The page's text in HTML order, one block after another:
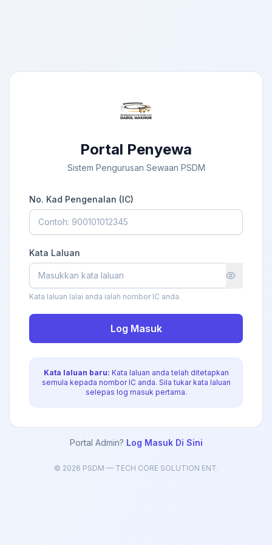
Portal Penyewa
Sistem Pengurusan Sewaan PSDM
No. Kad Pengenalan (IC)
Kata Laluan
Kata laluan lalai anda ialah nombor IC anda.
Log Masuk
Kata laluan baru: Kata laluan anda telah ditetapkan
semula kepada nombor IC anda. Sila tukar kata laluan
selepas log masuk pertama.
Portal Admin? Log Masuk Di Sini
© 2026 PSDM — TECH CORE SOLUTION ENT.